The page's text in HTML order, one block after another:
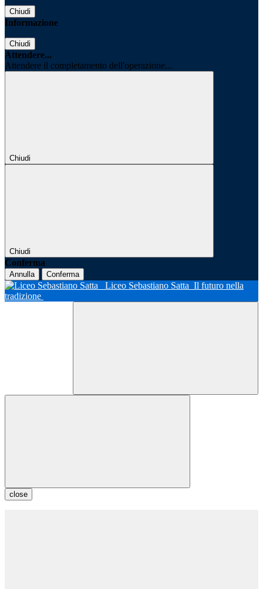
Chiudi
Informazione
Chiudi
Attendere...
Attendere il completamento dell'operazione...
Chiudi
Chiudi
Conferma
Annulla Conferma
Liceo Sebastiano Satta Il futuro nella
tradizione
close